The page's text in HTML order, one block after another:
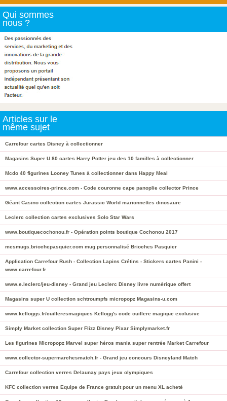
Qui sommes
nous ?
Articles sur le
même sujet
Carrefour cartes Disney à collectionner
Magasins Super U 80 cartes Harry Potter jeu des 10 familles à collectionner
Mcdo 40 figurines Looney Tunes à collectionner dans Happy Meal
www.accessoires-prince.com - Code couronne cape panoplie collector Prince
Géant Casino collection cartes Jurassic World marionnettes dinosaure
Leclerc collection cartes exclusives Solo Star Wars
www.boutiquecochonou.fr - Opération points boutique Cochonou 2017
mesmugs.briochepasquier.com mug personnalisé Brioches Pasquier
Application Carrefour Rush - Collection Lapins Crétins - Stickers cartes Panini -
www.carrefour.fr
www.e.leclerc/jeu-disney - Grand jeu Leclerc Disney livre numérique offert
Magasins super U collection schtroumpfs micropopz Magasins-u.com
www.kelloggs.fr/cuilleresmagiques Kellogg's code cuillere magique exclusive
Simply Market collection Super Flizz Disney Pixar Simplymarket.fr
Les figurines Micropopz Marvel super héros mania super rentrée Market Carrefour
www.collector-supermarchesmatch.fr - Grand jeu concours Disneyland Match
Carrefour collection verres Delaunay pays jeux olympiques
KFC collection verres Equipe de France gratuit pour un menu XL acheté